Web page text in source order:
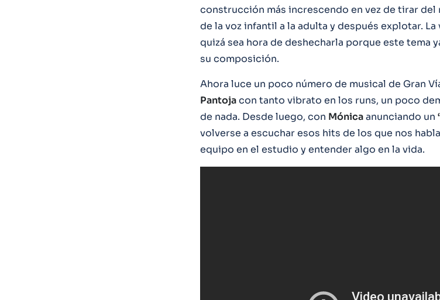
construcción más increscendo en vez de tirar
de la voz infantil a la adulta y después explotar.
quizá sea hora de deshecharla porque este tema
su composición.
Ahora luce un poco número de musical de Gran
Pantojacon tanto vibrato en los runs, un poco
de nada. Desde luego, con Mónicaanunciando un
volverse a escuchar esos hits de los que nos
equipo en el estudio y entender algo en la vida.